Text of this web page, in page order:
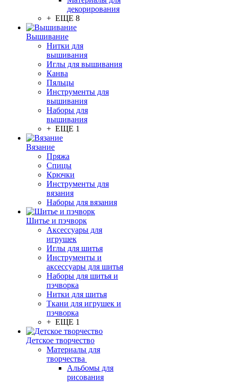
декорирования
+ ЕЩЕ 8
Вышивание
Нитки для
вышивания
Иглы для вышивания
Канва
Пяльцы
Инструменты для
вышивания
Наборы для
вышивания
+ ЕЩЕ 1
Вязание
Пряжа
Спицы
Крючки
Инструменты для
вязания
Наборы для вязания
Шитье и пэчворк
Аксессуары для
игрушек
Иглы для шитья
Инструменты и
аксессуары для шитья
Наборы для шитья и
пэчворка
Нитки для шитья
Ткани для игрушек и
пэчворка
+ ЕЩЕ 1
Детское творчество
Материалы для
творчества
Альбомы для
рисования